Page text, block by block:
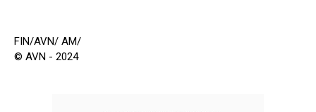
FIN/AVN/ AM/
© AVN - 2024